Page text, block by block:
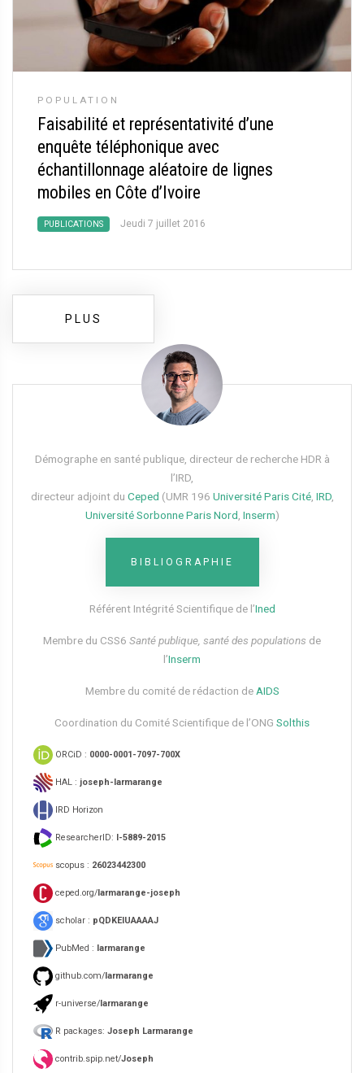
POPULATION
Faisabilité et représentativité d’une
enquête téléphonique avec
échantillonnage aléatoire de lignes
mobiles en Côte d’Ivoire
PUBLICATIONS Jeudi 7 juillet 2016
PLUS
Démographe en santé publique, directeur de recherche HDR à
l’IRD,
directeur adjoint du Ceped (UMR 196 Université Paris Cité, IRD,
Université Sorbonne Paris Nord Inserm)
BIBLIOGRAPHIE
Référent Intégrité Scientifique de l’Ined
Membre du CSS6​ Santé publique, santé des populations de
l’Inserm
Membre du comité de rédaction de AIDS
Coordination du Comité Scientifique de l’ONG Solthis
ORCiD : 0000-0001-7097-700X
HAL : joseph-larmarange
IRD Horizon
ResearcherID: I-5889-2015
scopus : 26023442300
ceped.org/larmarange-joseph
scholar : pQDKEIUAAAAJ
PubMed : larmarange
github.com/larmarange
r-universe/larmarange
R packages: Joseph Larmarange
contrib.spip.net/Joseph